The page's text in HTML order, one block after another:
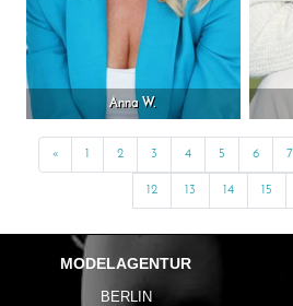
Anna W.
« 2 3 4 5 6 7
12 13 14 15
MODELAGENTUR
BERLIN